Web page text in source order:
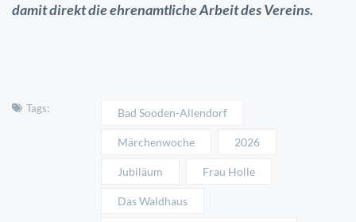
damit direkt die ehrenamtliche Arbeit des Vereins.
Tags: Bad Sooden-Allendorf
Märchenwoche 2026
Jubiläum Frau Holle
Das Waldhaus